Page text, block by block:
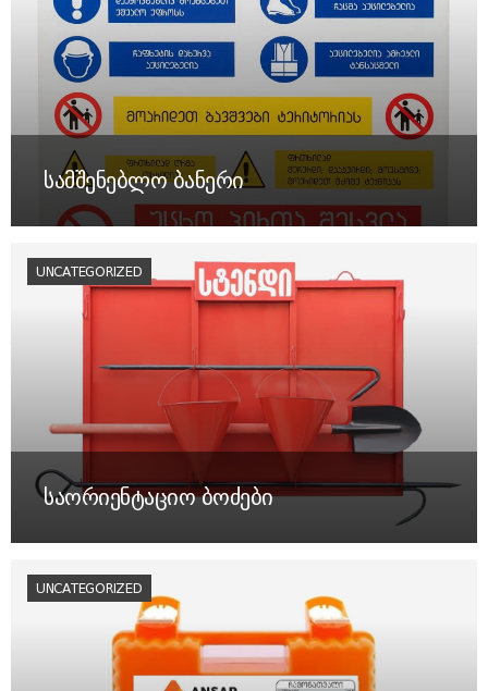
სამშენებლო ბანერი
საორიენტაციო ბოძები
UNCATEGORIZED
UNCATEGORIZED